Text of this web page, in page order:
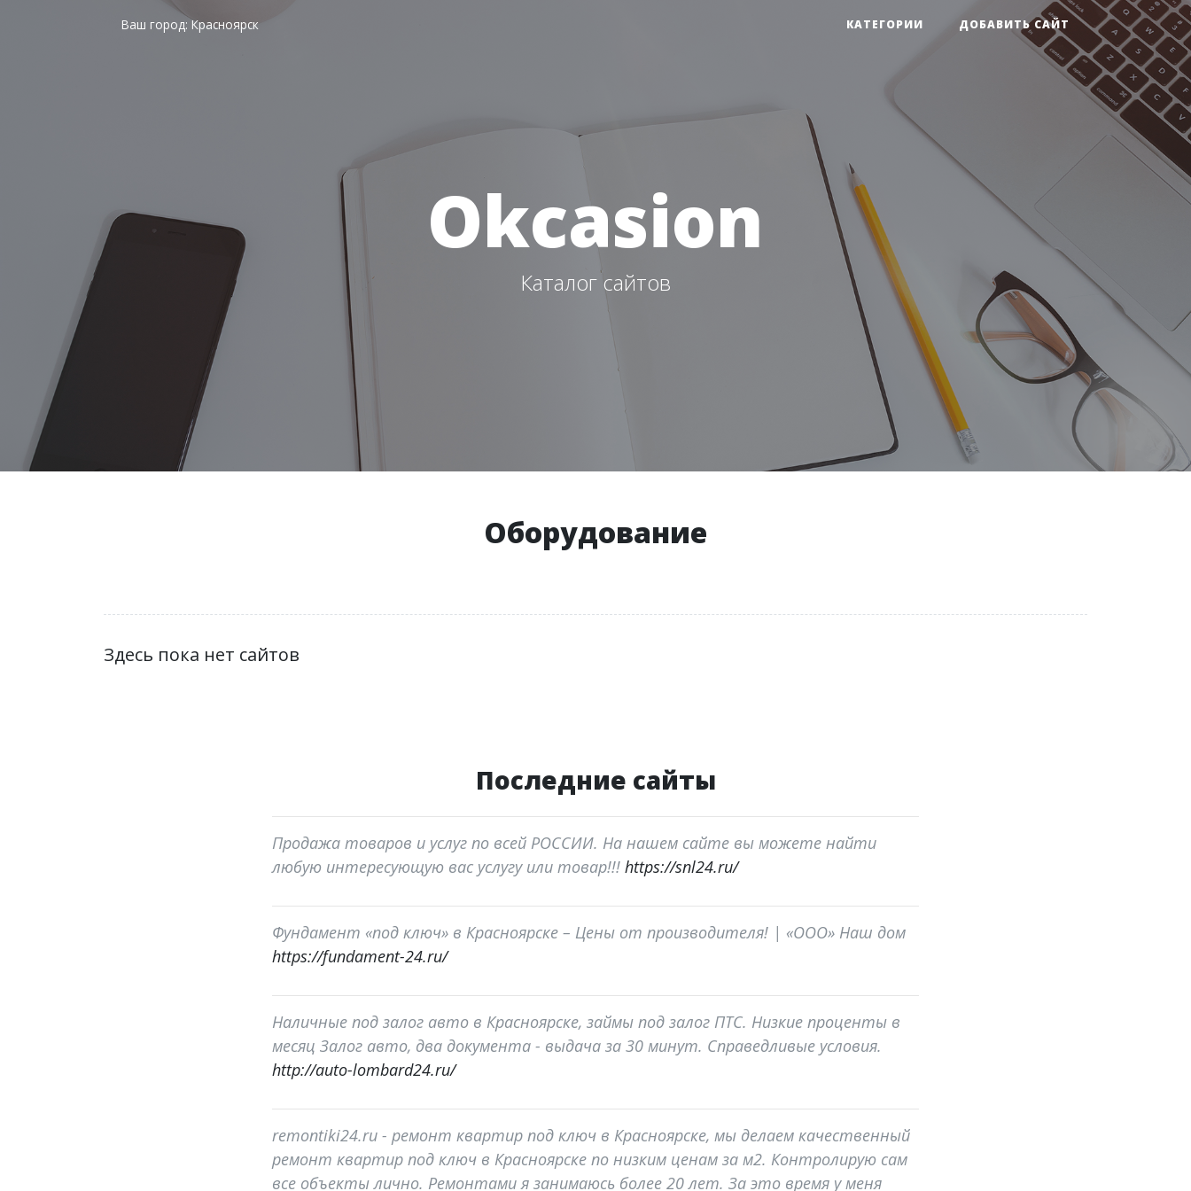
Ваш город:Красноярск КАТЕГОРИИ ДОБАВИТЬ САЙТ
Okcasion
Каталог сайтов
Оборудование
Здесь пока нет сайтов
Последние сайты
Продажа товаров и услуг по всей РОССИИ. На нашем сайте вы можете найти
любую интересующую вас услугу или товар!!! https://snl24.ru/
Фундамент «под ключ» в Красноярске – Цены от производителя! | «ООО» Наш дом
https://fundament-24.ru/
Наличные под залог авто в Красноярске, займы под залог ПТС. Низкие проценты в
месяц Залог авто, два документа - выдача за 30 минут. Справедливые условия.
http://auto-lombard24.ru/
remontiki24.ru - ремонт квартир под ключ в Красноярске, мы делаем качественный
ремонт квартир под ключ в Красноярске по низким ценам за м2. Контролирую сам
все объекты лично. Ремонтами я занимаюсь более 20 лет. За это время у меня